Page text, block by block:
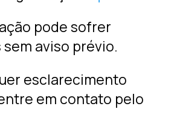
pode sofrer
aviso prévio.
esclarecimento
em contato pelo